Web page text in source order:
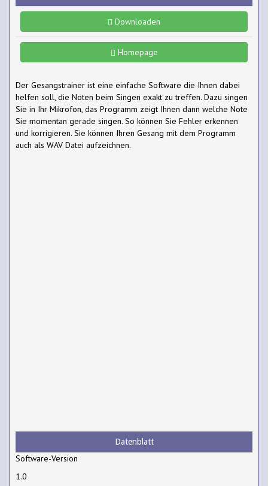
Downloaden
Homepage
Der Gesangstrainer ist eine einfache Software die Ihnen dabei
helfen soll, die Noten beim Singen exakt zu treffen. Dazu singen
Sie in Ihr Mikrofon, das Programm zeigt Ihnen dann welche Note
Sie momentan gerade singen. So können Sie Fehler erkennen
und korrigieren. Sie können Ihren Gesang mit dem Programm
auch als WAV Datei aufzeichnen.
Datenblatt
Software-Version
1.0